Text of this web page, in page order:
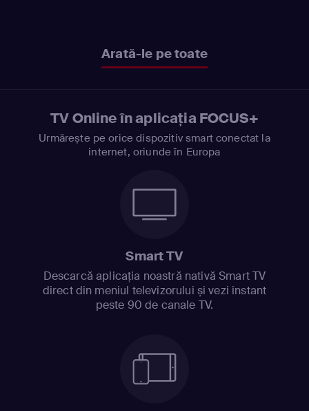
Arată-le pe toate
TV Online în aplicația FOCUS+
Urmărește pe orice dispozitiv smart conectat la
internet, oriunde în Europa
Smart TV
Descarcă aplicația noastră nativă Smart TV
direct din meniul televizorului și vezi instant
peste 90 de canale TV.